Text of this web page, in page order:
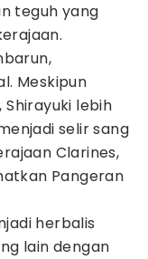
teguh yang
Meskipun
lebih
selir sang
Clarines,
Pangeran
herbalis
lain dengan